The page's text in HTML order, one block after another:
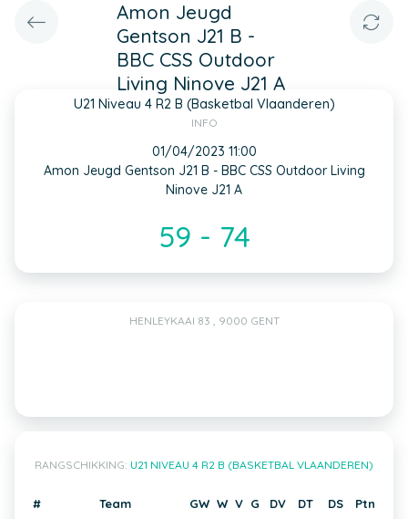
Amon Jeugd
Gentson J21 B -
BBC CSS Outdoor
Living Ninove J21 A
U21 Niveau 4 R2 B (Basketbal Vlaanderen)
INFO
01/04/2023 11:00
Amon Jeugd Gentson J21 B - BBC CSS Outdoor Living
Ninove J21 A
59 - 74
HENLEYKAAI 83 , 9000 GENT
RANGSCHIKKING: U21 NIVEAU 4 R2 B (BASKETBAL VLAANDEREN)
# Team GW W V G DV DT DS Ptn